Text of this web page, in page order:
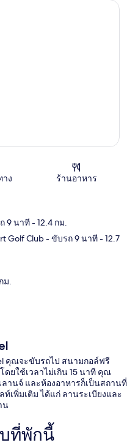
ที่
าง ร้านอาหาร
9 นาที- 12.4 กม.
Golf Club- ขับรถ 9 นาที- 12.7
ม.
คุณจะขับรถไป สนามกอล์ฟรี
ดยใช้เวลาไม่เกิน 15 นาที คุณ
านจ์ และห้องอาหารก็เป็นสถานที่
เพิ่มเติม ได้แก่ ลานระเบียงและ
น
ที่พักนี้